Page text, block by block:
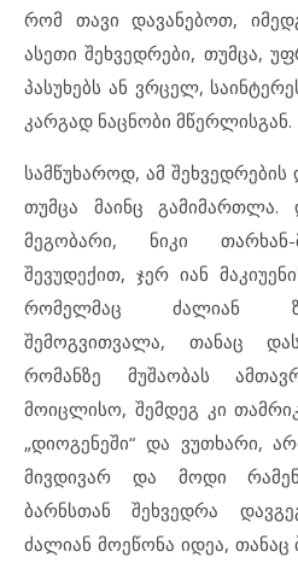
რომ თავი დავანებოთ,
ასეთი შეხვედრები, თუმცა,
პასუხებს ან ვრცელ,
კარგად ნაცნობი მწერლისგან.
სამწუხაროდ, ამ შეხვედრების
თუმცა მაინც გამიმართლა.
მეგობარი, ნიკი
შევუდექით, ჯერ იან
რომელმაც ძალიან
შემოგვითვალა, თანაც
რომანზე მუშაობას
მოიცლისო, შემდეგ კი
„დიოგენეში“ და ვუთხარი,
მივდივარ და მოდი
ბარნსთან შეხვედრა
ძალიან მოეწონა იდეა,